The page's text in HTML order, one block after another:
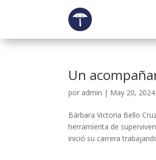
Un
por admin | May 20, 2024
Bárbara Victoria Bello
herramienta de
inició su carrera